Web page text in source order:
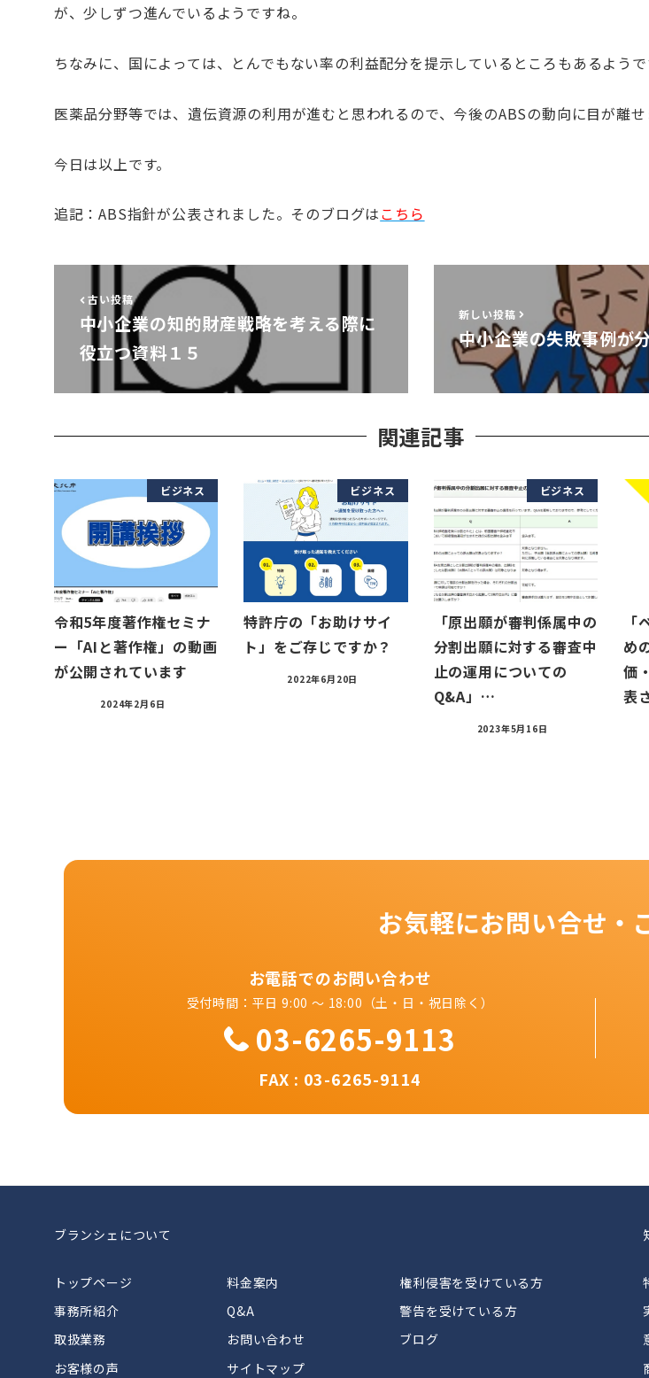
が、少しずつ進んでいるようですね。
ちなみに、国によっては、とんでもない率の利益配分を提示しているところもあるようで
医薬品分野等では、遺伝資源の利用が進むと思われるので、今後のABSの動向に目が離せ
今日は以上です。
追記：ABS指針が公表されました。そのブログはこちら
古い投稿
中小企業の知的財産戦略を考える際に
役立つ資料１５
新しい投稿
中小企業の失敗事例が
関連記事
ビジネス
令和5年度著作権セミナ
ー「AIと著作権」の動画
が公開されています
2024年2月6日
ビジネス
特許庁の「お助けサイ
ト」をご存じですか？
2022年6月20日
ビジネス
「原出願が審判係属中の
分割出願に対する審査中
止の運用についての
Q&A」…
2023年5月16日
め
価
表
お気軽にお問い合せ・
お電話でのお問い合わせ
受付時間：平日 9:00 ～ 18:00（土・日・祝日除く）
03-6265-9113
FAX : 03-6265-9114
ブランシェについて
トップページ
事務所紹介
取扱業務
お客様の声
料金案内
Q&A
お問い合わせ
サイトマップ
権利侵害を受けている方
警告を受けている方
ブログ